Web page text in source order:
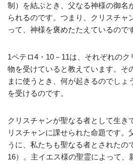
制）を結ぶとき、父なる神様の御名
られるのです。つまり、クリスチャ
って、神様を褒めたたえているので
1ペテロ4・10－11は、それぞれの
物を受けていると教えています。そ
まに使うとき、何が起きるのでしょ
を受けるのです。
クリスチャンが聖なる者として生き
リスチャンに課せられた命題です。
うに、私たちも聖なる者とされたの
16）。主イエス様の聖霊によって、